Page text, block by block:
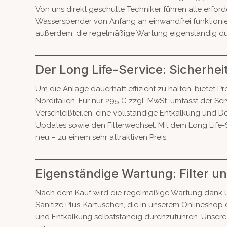
Von uns direkt geschulte Techniker führen alle
Wasserspender von Anfang an einwandfrei
außerdem, die regelmäßige Wartung eigenständig
Der Long Life-Service:
Um die Anlage dauerhaft effizient zu halten, bietet
Norditalien. Für nur 295 € zzgl. MwSt. umfasst der
Verschleißteilen, eine vollständige Entkalkung und
Updates sowie den Filterwechsel. Mit dem Long
neu – zu einem sehr attraktiven Preis.
Eigenständige Wartung: Filter
Nach dem Kauf wird die regelmäßige Wartung
Sanitize Plus-Kartuschen, die in unserem
und Entkalkung selbstständig durchzuführen.